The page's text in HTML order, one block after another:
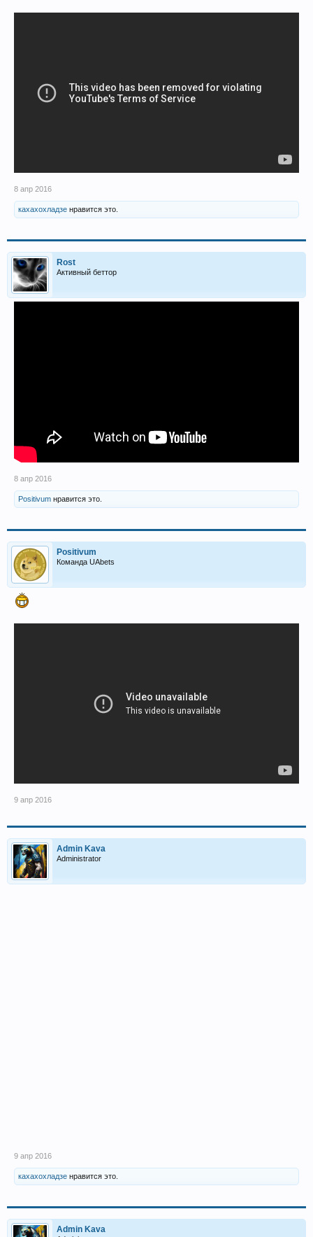
8 апр 2016
кахахохладзе нравится это.
Rost
Активный беттор
8 апр 2016
Positivum нравится это.
Positivum
Команда UAbets
9 апр 2016
Admin Kava
Administrator
9 апр 2016
кахахохладзе нравится это.
Admin Kava